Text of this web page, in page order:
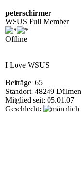
peterschirmer
WSUS Full Member
Offline
I Love WSUS
Beiträge: 65
Standort: 48249 Dülmen
Mitglied seit: 05.01.07
Geschlecht: